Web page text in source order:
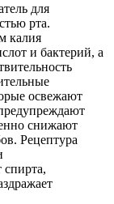
для
рта.
калия
и бактерий, а
освежают
снижают
Рецептура
спирта,